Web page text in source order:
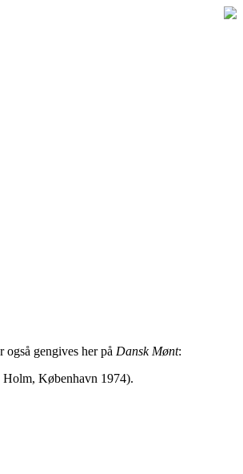
gengives her på Dansk Mønt:
Holm, København 1974).